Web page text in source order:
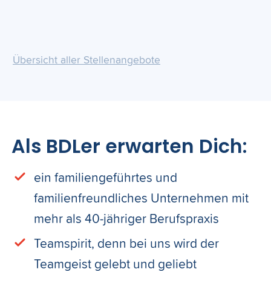
Übersicht aller Stellenangebote
Als BDLer erwarten Dich:
ein familiengeführtes und
familienfreundliches Unternehmen mit
mehr als 40-jähriger Berufspraxis
Teamspirit, denn bei uns wird der
Teamgeist gelebt und geliebt